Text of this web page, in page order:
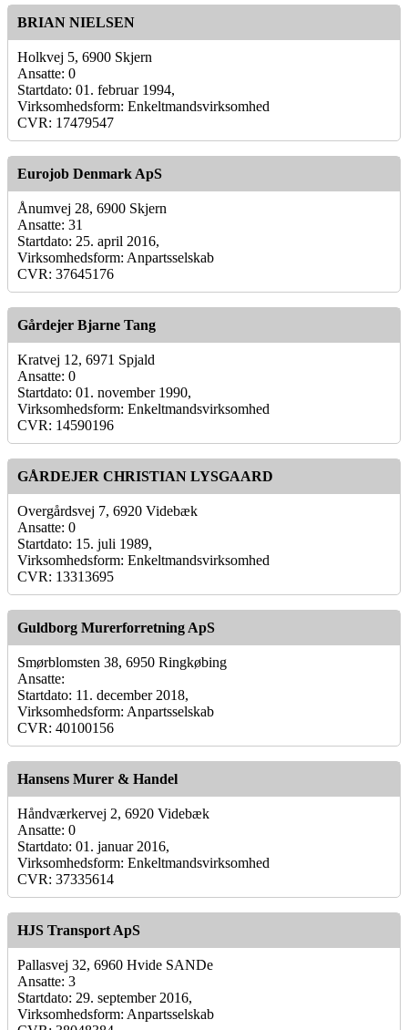
BRIAN NIELSEN
Holkvej 5, 6900 Skjern
Ansatte: 0
Startdato: 01. februar 1994,
Virksomhedsform: Enkeltmandsvirksomhed
CVR: 17479547
Eurojob Denmark ApS
Ånumvej 28, 6900 Skjern
Ansatte: 31
Startdato: 25. april 2016,
Virksomhedsform: Anpartsselskab
CVR: 37645176
Gårdejer Bjarne Tang
Kratvej 12, 6971 Spjald
Ansatte: 0
Startdato: 01. november 1990,
Virksomhedsform: Enkeltmandsvirksomhed
CVR: 14590196
GÅRDEJER CHRISTIAN LYSGAARD
Overgårdsvej 7, 6920 Videbæk
Ansatte: 0
Startdato: 15. juli 1989,
Virksomhedsform: Enkeltmandsvirksomhed
CVR: 13313695
Guldborg Murerforretning ApS
Smørblomsten 38, 6950 Ringkøbing
Ansatte:
Startdato: 11. december 2018,
Virksomhedsform: Anpartsselskab
CVR: 40100156
Hansens Murer & Handel
Håndværkervej 2, 6920 Videbæk
Ansatte: 0
Startdato: 01. januar 2016,
Virksomhedsform: Enkeltmandsvirksomhed
CVR: 37335614
HJS Transport ApS
Pallasvej 32, 6960 Hvide SANDe
Ansatte: 3
Startdato: 29. september 2016,
Virksomhedsform: Anpartsselskab